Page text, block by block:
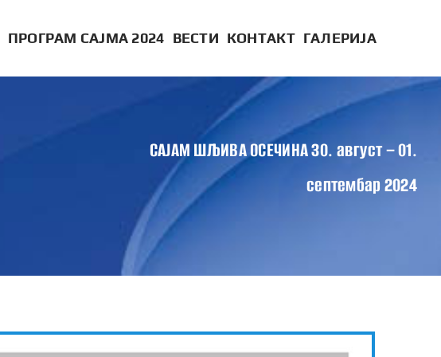
ПРОГРАМ САЈМА 2024 ВЕСТИ КОНТАКТ ГАЛЕРИЈА
САЈАМ ШЉИВА ОСЕЧИНА 30. август – 01.
септембар 2024